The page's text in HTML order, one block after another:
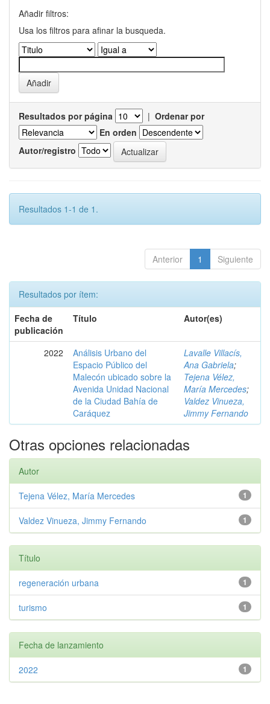
Añadir filtros:
Usa los filtros para afinar la busqueda.
Resultados por página | Ordenar por
En orden
Autor/registro
Resultados 1-1 de 1.
Anterior 1 Siguiente
Resultados por ítem:
Fecha de
publicación
Título Autor(es)
2022
Análisis Urbano del
Espacio Público del
Malecón ubicado sobre la
Avenida Unidad Nacional
de la Ciudad Bahía de
Caráquez
Lavalle Villacís,
Ana Gabriela;
Tejena Vélez,
María Mercedes;
Valdez Vinueza,
Jimmy Fernando
Otras opciones relacionadas
Autor
1
Tejena Vélez, María Mercedes
1
Valdez Vinueza, Jimmy Fernando
Título
1
regeneración urbana
1
turismo
Fecha de lanzamiento
1
2022